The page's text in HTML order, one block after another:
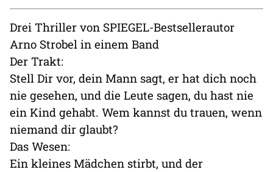
Drei Thriller von SPIEGEL-Bestsellerautor
Arno Strobel in einem Band
Der Trakt:
Stell Dir vor, dein Mann sagt, er hat dich noch
nie gesehen, und die Leute sagen, du hast nie
ein Kind gehabt. Wem kannst du trauen, wenn
niemand dir glaubt?
Das Wesen:
Ein kleines Mädchen stirbt, und der